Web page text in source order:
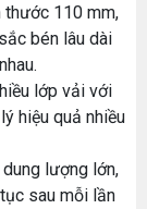
thước 110 mm,
bén lâu dài
lớp vải với
hiệu quả nhiều
lượng lớn,
sau mỗi lần